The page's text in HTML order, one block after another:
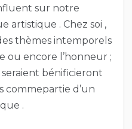
sur notre
artistique . Chez soi ,
thèmes intemporels
ou encore l’honneur ;
seraient bénificieront
commepartie d’un
.